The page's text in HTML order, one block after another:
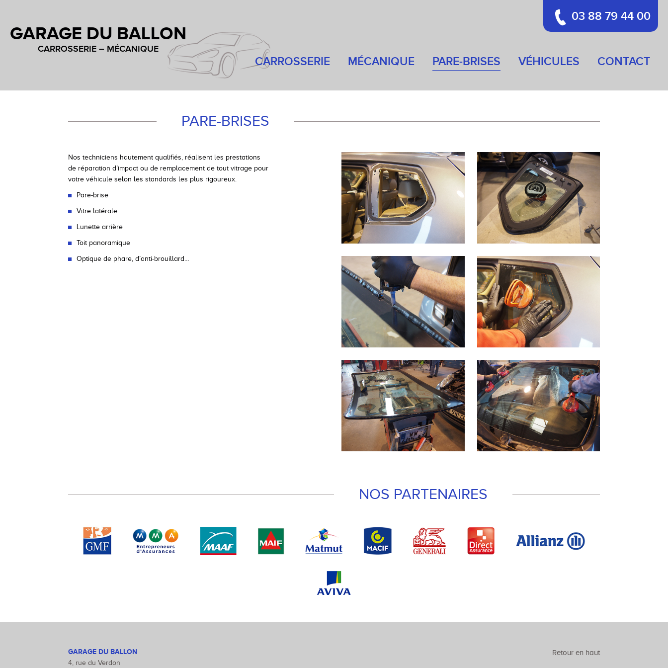
GARAGE DU BALLON
CARROSSERIE – MÉCANIQUE
CARROSSERIE MÉCANIQUE PARE-BRISES VÉHICULES CONTACT
03 88 79 44 00
PARE-BRISES
Nos techniciens hautement qualifiés, réalisent les prestations
de réparation d’impact ou de remplacement de tout vitrage pour
votre véhicule selon les standards les plus rigoureux.
Pare-brise
Vitre latérale
Lunette arrière
Toit panoramique
Optique de phare, d’anti-brouillard…
NOS PARTENAIRES
Retour en haut
GARAGE DU BALLON
4, rue du Verdon